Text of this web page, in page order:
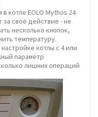
котле EOLO Mythos 24
за своё действие - не
несколько кнопок,
температуру.
котлы с 4 или
параметр
лишних операций